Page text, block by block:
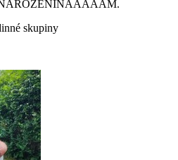
skupiny